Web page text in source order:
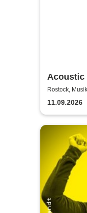
Acoustic
Alina
Rostock
Rostock,
11.09.2026